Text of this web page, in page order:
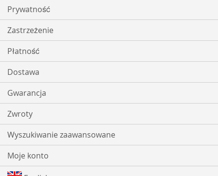
Prywatność
Zastrzeżenie
Płatność
Dostawa
Gwarancja
Zwroty
Wyszukiwanie zaawansowane
Moje konto